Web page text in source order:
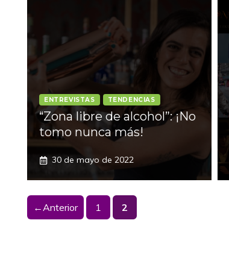
ENTREVISTAS TENDENCIAS
“Zona libre de alcohol”: ¡No
tomo nunca más!
30 de mayo de 2022
←Anterior Página
1 Página
2